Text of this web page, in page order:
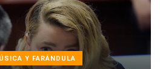
Y FARÁNDULA